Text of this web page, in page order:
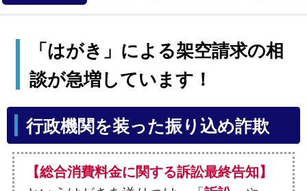
「はがき」による架空請求の相
談が急増しています！
行政機関を装った振り込め詐欺
【総合消費料金に関する訴訟最終告知】